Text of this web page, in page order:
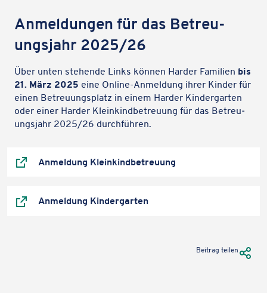
Anmel­dun­gen für das Betreu­
ungs­jahr 2025/26
Über unten stehende Links können Harder Fami­lien bis
21. März 2025 eine Online-Anmel­dung ihrer Kinder für
einen Betreu­ungs­platz in einem Harder Kinder­gar­ten
oder einer Harder Klein­kind­be­treu­ung für das Betreu­
ungs­jahr 2025/26 durchführen.
Anmel­dung Kleinkindbetreuung
neuem Tab)
Anmel­dung Kindergarten
Beitrag teilen URL